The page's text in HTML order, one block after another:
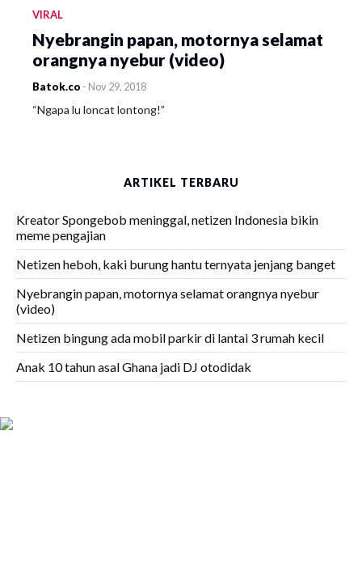
VIRAL
Nyebrangin papan, motornya selamat
orangnya nyebur (video)
Batok.co - Nov 29, 2018
“Ngapa lu loncat lontong!”
ARTIKEL TERBARU
Kreator Spongebob meninggal, netizen Indonesia bikin
meme pengajian
Netizen heboh, kaki burung hantu ternyata jenjang banget
Nyebrangin papan, motornya selamat orangnya nyebur
(video)
Netizen bingung ada mobil parkir di lantai 3 rumah kecil
Anak 10 tahun asal Ghana jadi DJ otodidak